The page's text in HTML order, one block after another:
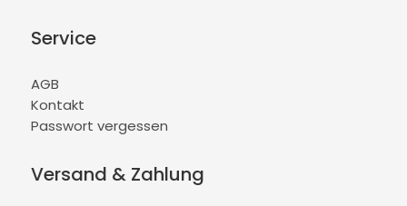
Service
AGB
Kontakt
Passwort vergessen
Versand & Zahlung